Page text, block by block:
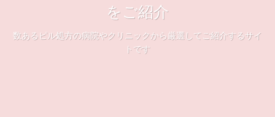
をご紹介
数あるピル処方の病院やクリニックから厳選してご紹介するサイ
トです